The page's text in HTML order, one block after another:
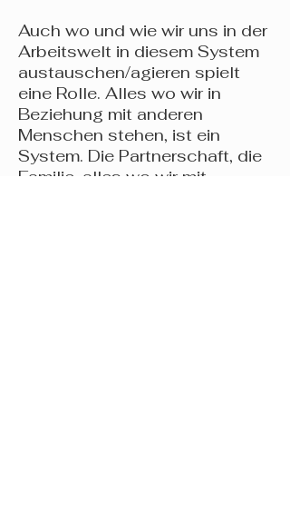
Auch wo und wie wir uns in der
Arbeitswelt in diesem System
austauschen/agieren spielt
eine Rolle. Alles wo wir in
Beziehung mit anderen
Menschen stehen, ist ein
System. Die Partnerschaft, die
Familie, alles wo wir mit